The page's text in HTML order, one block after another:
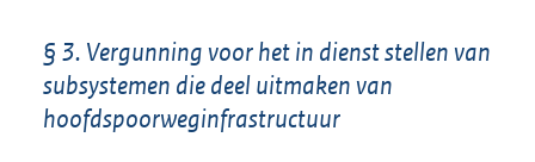
§ 3. Vergunning voor het in dienst stellen van
subsystemen die deel uitmaken van
hoofdspoorweginfrastructuur